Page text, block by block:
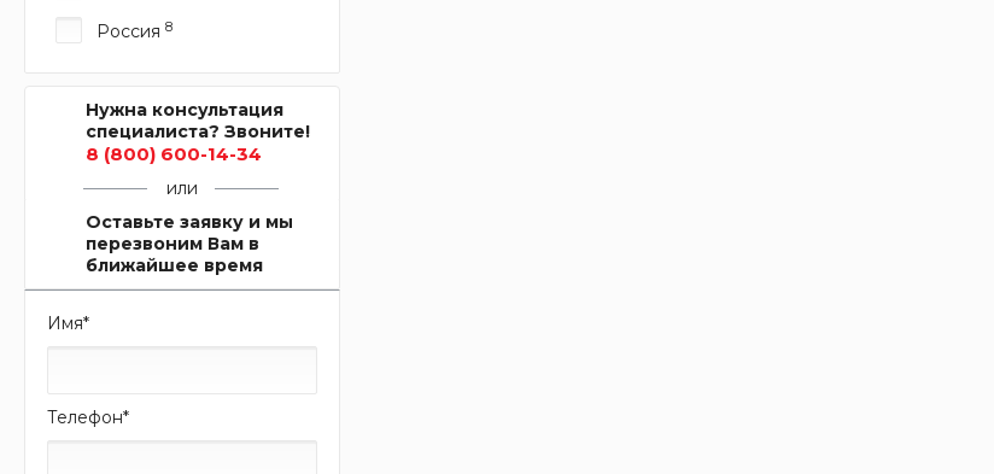
Россия 8
Нужна консультация
специалиста? Звоните!
8 (800) 600-14-34
или
Оставьте заявку и мы
перезвоним Вам в
ближайшее время
Имя*
Телефон*